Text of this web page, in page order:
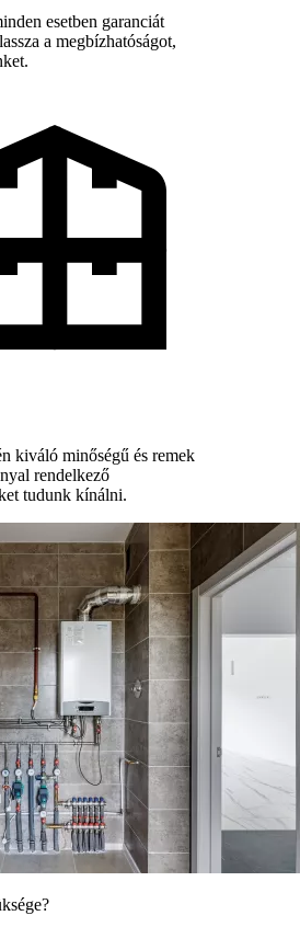
esetben garanciát
a megbízhatóságot,
kiváló minőségű és remek
rendelkező
tudunk kínálni.